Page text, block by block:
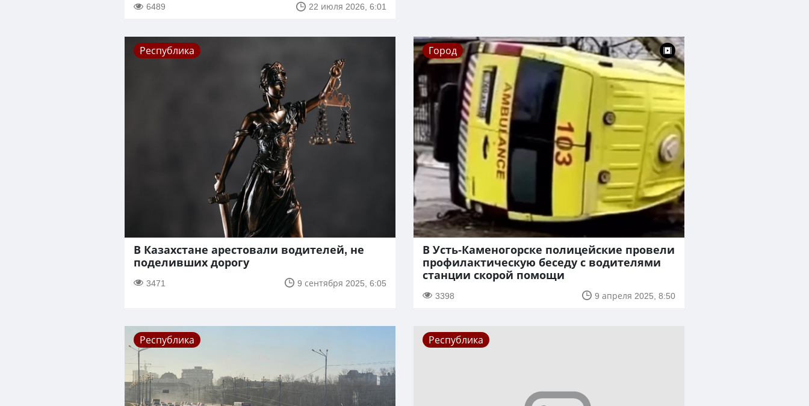
6489 22 июля 2026, 6:01
Республика
В Казахстане арестовали водителей, не
поделивших дорогу
3471 9 сентября 2025, 6:05
Город
В Усть-Каменогорске полицейские провели
профилактическую беседу с водителями
станции скорой помощи
3398 9 апреля 2025, 8:50
Республика Республика